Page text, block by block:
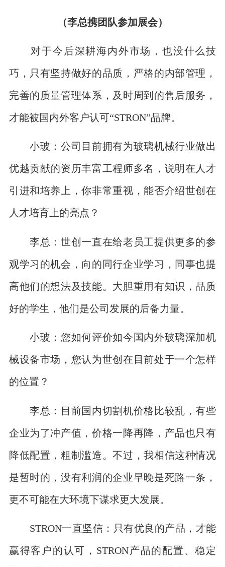
（李总携团队参加展会）
对于今后深耕海内外市场，也没什么技
巧，只有坚持做好的品质，严格的内部管理，
完善的质量管理体系，及时周到的售后服务，
才能被国内外客户认可“STRON”品牌。
小玻：公司目前拥有为玻璃机械行业做出
优越贡献的资历丰富工程师多名，说明在人才
引进和培养上，你非常重视，能否介绍世创在
人才培育上的亮点？
李总：世创一直在给老员工提供更多的参
观学习的机会，向的同行企业学习，同事也提
高他们的想法及技能。大胆重用有知识，品质
好的学生，他们是公司发展的后备力量。
小玻：您如何评价如今国内外玻璃深加机
械设备市场，您认为世创在目前处于一个怎样
的位置？
李总：目前国内切割机价格比较乱，有些
企业为了冲产值，价格一降再降，产品也只有
降低配置，粗制滥造。不过，我相信这种情况
是暂时的，没有利润的企业早晚是死路一条，
更不可能在大环境下谋求更大发展。
STRON一直坚信：只有优良的产品，才能
赢得客户的认可，STRON产品的配置、稳定